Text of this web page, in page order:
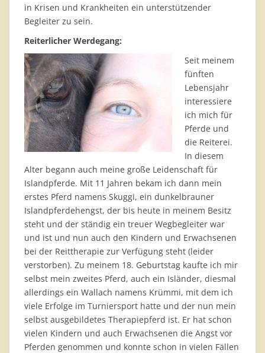
in Krisen und Krankheiten ein unterstützender
Begleiter zu sein.
Reiterlicher Werdegang:
Seit meinem
fünften
Lebensjahr
interessiere
ich mich für
Pferde und
die Reiterei.
In diesem
Alter begann auch meine große Leidenschaft für
Islandpferde. Mit 11 Jahren bekam ich dann mein
erstes Pferd namens Skuggi, ein dunkelbrauner
Islandpferdehengst, der bis heute in meinem Besitz
steht und der ständig ein treuer Wegbegleiter war
und ist und nun auch den Kindern und Erwachsenen
bei der Reittherapie zur Verfügung steht (leider
verstorben). Zu meinem 18. Geburtstag kaufte ich mir
selbst mein zweites Pferd, auch ein Isländer, diesmal
allerdings ein Wallach namens Krümmi, mit dem ich
viele Erfolge im Turniersport hatte und der nun mein
selbst ausgebildetes Therapiepferd ist. Er hat schon
vielen Kindern und auch Erwachsenen die Angst vor
Pferden genommen und konnte schon in vielen Fällen